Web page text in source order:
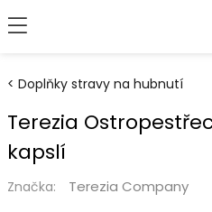
Doplňky stravy na hubnutí
Terezia
kapslí
Značka: Terezia Company